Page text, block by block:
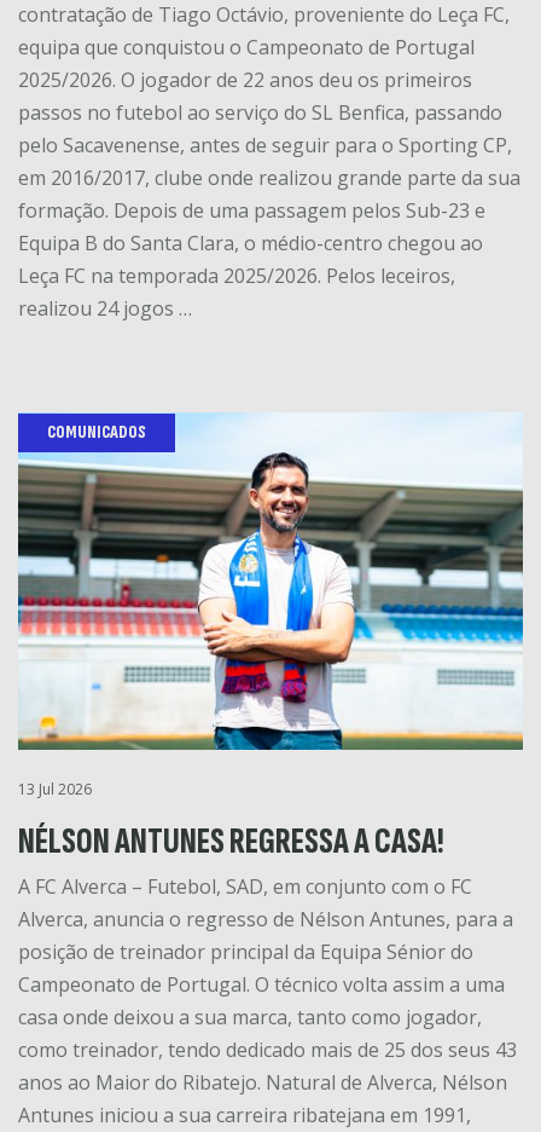
contratação de Tiago Octávio, proveniente do Leça FC,
equipa que conquistou o Campeonato de Portugal
2025/2026. O jogador de 22 anos deu os primeiros
passos no futebol ao serviço do SL Benfica, passando
pelo Sacavenense, antes de seguir para o Sporting CP,
em 2016/2017, clube onde realizou grande parte da sua
formação. Depois de uma passagem pelos Sub-23 e
Equipa B do Santa Clara, o médio-centro chegou ao
Leça FC na temporada 2025/2026. Pelos leceiros,
realizou 24 jogos …
COMUNICADOS
13 Jul 2026
NÉLSON ANTUNES REGRESSA A CASA!
A FC Alverca – Futebol, SAD, em conjunto com o FC
Alverca, anuncia o regresso de Nélson Antunes, para a
posição de treinador principal da Equipa Sénior do
Campeonato de Portugal. O técnico volta assim a uma
casa onde deixou a sua marca, tanto como jogador,
como treinador, tendo dedicado mais de 25 dos seus 43
anos ao Maior do Ribatejo. Natural de Alverca, Nélson
Antunes iniciou a sua carreira ribatejana em 1991,